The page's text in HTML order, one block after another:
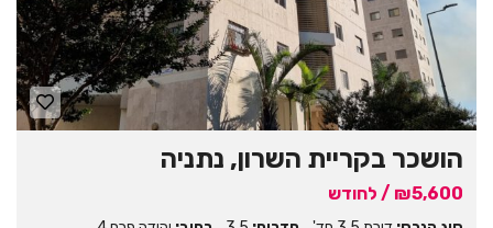
הושכר בקריית השרון, נתניה
₪5,600 / לחודש